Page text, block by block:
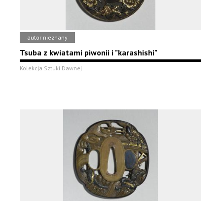
autor nieznany
Tsuba z kwiatami piwonii i "karashishi"
Kolekcja Sztuki Dawnej